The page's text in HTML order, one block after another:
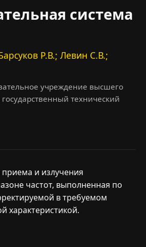
система
Р.В.; Левин С.В.;
учреждение высшего
технический
приема и излучения
частот, выполненная по
в требуемом
характеристикой.